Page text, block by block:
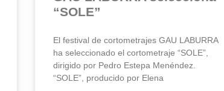
“SOLE”
El festival de cortometrajes GAU LABURRA
ha seleccionado el cortometraje “SOLE”,
dirigido por Pedro Estepa Menéndez.
“SOLE”, producido por Elena